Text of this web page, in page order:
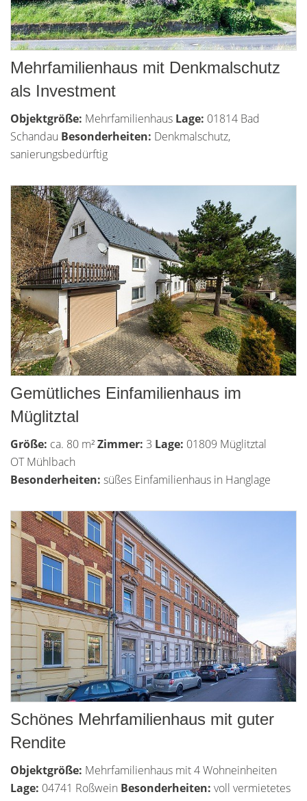
Mehrfamilienhaus mit Denkmalschutz
als Investment
Objektgröße: Mehrfamilienhaus Lage: 01814 Bad
Schandau Besonderheiten: Denkmalschutz,
sanierungsbedürftig
Gemütliches Einfamilienhaus im
Müglitztal
Größe: ca. 80 m²Zimmer: 3 Lage: 01809 Müglitztal
OT Mühlbach
Besonderheiten: süßes Einfamilienhaus in Hanglage
Schönes Mehrfamilienhaus mit guter
Rendite
Objektgröße: Mehrfamilienhaus mit 4 Wohneinheiten
Lage: 04741 Roßwein Besonderheiten: voll vermietetes